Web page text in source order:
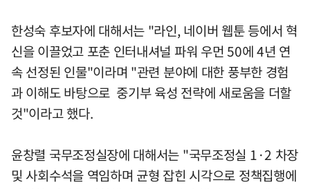
한성숙 후보자에 대해서는 "라인, 네이버 웹툰 등에서 혁
신을 이끌었고 포춘 인터내셔널 파워 우먼 50에 4년 연
속 선정된 인물"이라며 "관련 분야에 대한 풍부한 경험
과 이해도 바탕으로 중기부 육성 전략에 새로움을 더할
것"이라고 했다.
윤창렬 국무조정실장에 대해서는 "국무조정실 1·2 차장
및 사회수석을 역임하며 균형 잡힌 시각으로 정책집행에